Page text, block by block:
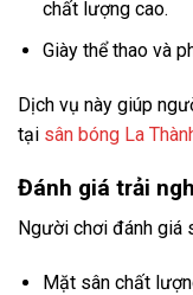
chất lượng cao.
Giày thể thao và
Dịch vụ này giúp
tại sân bóng La
Đánh giá trải
Người chơi đánh giá
Mặt sân chất